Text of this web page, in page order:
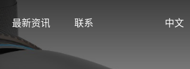
最新资讯 联系 中文